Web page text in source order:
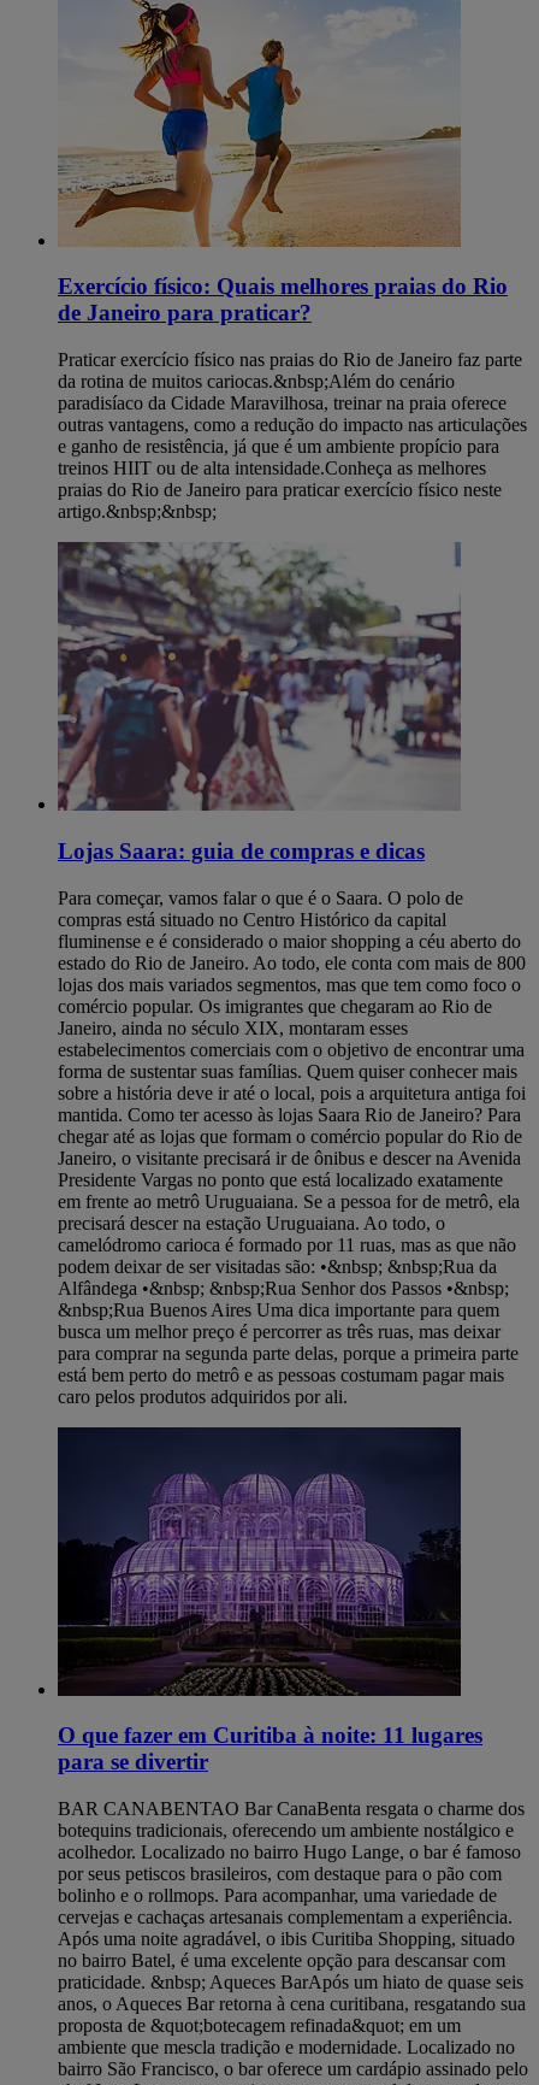
Exercício físico: Quais melhores praias do Rio
de Janeiro para praticar?
Praticar exercício físico nas praias do Rio de Janeiro faz parte
da rotina de muitos cariocas.&nbsp;Além do cenário
paradisíaco da Cidade Maravilhosa, treinar na praia oferece
outras vantagens, como a redução do impacto nas articulações
e ganho de resistência, já que é um ambiente propício para
treinos HIIT ou de alta intensidade.Conheça as melhores
praias do Rio de Janeiro para praticar exercício físico neste
artigo.&nbsp;&nbsp;
Lojas Saara: guia de compras e dicas
Para começar, vamos falar o que é o Saara. O polo de
compras está situado no Centro Histórico da capital
fluminense e é considerado o maior shopping a céu aberto do
estado do Rio de Janeiro. Ao todo, ele conta com mais de 800
lojas dos mais variados segmentos, mas que tem como foco o
comércio popular. Os imigrantes que chegaram ao Rio de
Janeiro, ainda no século XIX, montaram esses
estabelecimentos comerciais com o objetivo de encontrar uma
forma de sustentar suas famílias. Quem quiser conhecer mais
sobre a história deve ir até o local, pois a arquitetura antiga foi
mantida. Como ter acesso às lojas Saara Rio de Janeiro? Para
chegar até as lojas que formam o comércio popular do Rio de
Janeiro, o visitante precisará ir de ônibus e descer na Avenida
Presidente Vargas no ponto que está localizado exatamente
em frente ao metrô Uruguaiana. Se a pessoa for de metrô, ela
precisará descer na estação Uruguaiana. Ao todo, o
camelódromo carioca é formado por 11 ruas, mas as que não
podem deixar de ser visitadas são: •&nbsp; &nbsp;Rua da
Alfândega •&nbsp; &nbsp;Rua Senhor dos Passos •&nbsp;
&nbsp;Rua Buenos Aires Uma dica importante para quem
busca um melhor preço é percorrer as três ruas, mas deixar
para comprar na segunda parte delas, porque a primeira parte
está bem perto do metrô e as pessoas costumam pagar mais
caro pelos produtos adquiridos por ali.
O que fazer em Curitiba à noite: 11 lugares
para se divertir
BAR CANABENTA ​O Bar CanaBenta resgata o charme dos
botequins tradicionais, oferecendo um ambiente nostálgico e
acolhedor. Localizado no bairro Hugo Lange, o bar é famoso
por seus petiscos brasileiros, com destaque para o pão com
bolinho e o rollmops. Para acompanhar, uma variedade de
cervejas e cachaças artesanais complementam a experiência.
Após uma noite agradável, o ibis Curitiba Shopping, situado
no bairro Batel, é uma excelente opção para descansar com
praticidade. &nbsp; Aqueces Bar ​Após um hiato de quase seis
anos, o Aqueces Bar retorna à cena curitibana, resgatando sua
proposta de &quot;botecagem refinada&quot; em um
ambiente que mescla tradição e modernidade. Localizado no
bairro São Francisco, o bar oferece um cardápio assinado pelo